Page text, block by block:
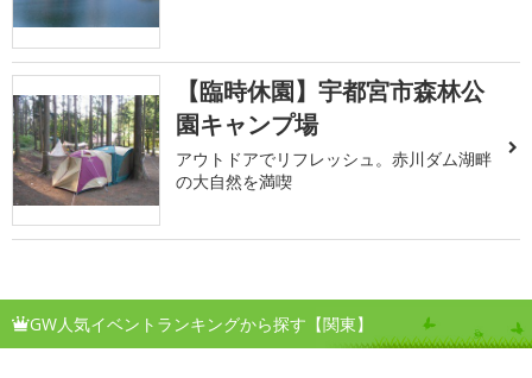
【臨時休園】宇都宮市森林公
園キャンプ場
アウトドアでリフレッシュ。赤川ダム湖畔
の大自然を満喫
GW人気イベントランキングから探す【関東】